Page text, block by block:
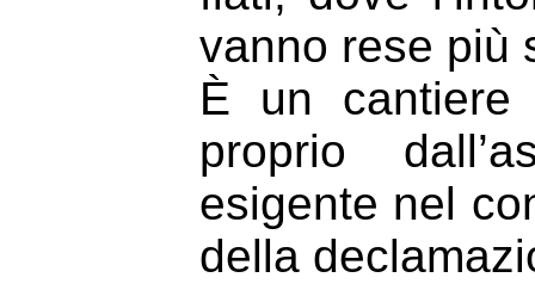
vanno rese più
È un cantiere
proprio
esigente nel
della